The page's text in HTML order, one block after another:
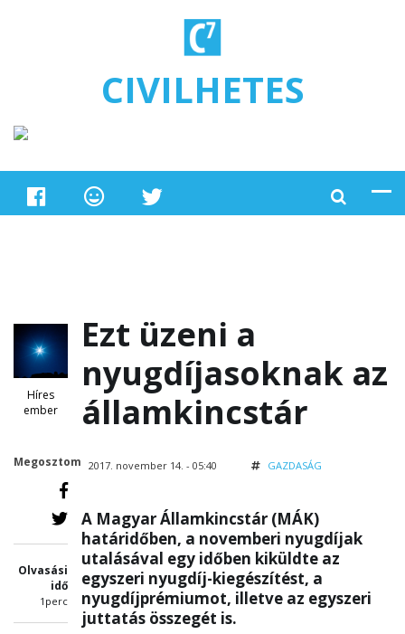
CIVILHETES
Híres
ember
Megosztom
Olvasási
idő
1perc
Ezt üzeni a
nyugdíjasoknak az
államkincstár
2017. november 14. - 05:40 GAZDASÁG
A Magyar Államkincstár (MÁK)
határidőben, a novemberi nyugdíjak
utalásával egy időben kiküldte az
egyszeri nyugdíj-kiegészítést, a
nyugdíjprémiumot, illetve az egyszeri
juttatás összegét is.